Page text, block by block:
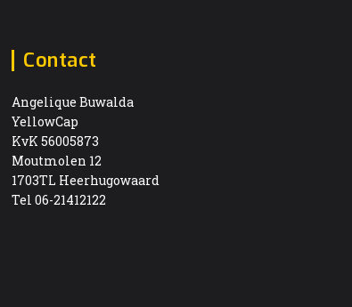
Contact
Angelique Buwalda
YellowCap
KvK 56005873
Moutmolen 12
1703TL Heerhugowaard
Tel 06-21412122